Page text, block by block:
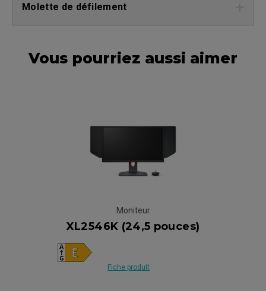
Molette de défilement
Vous pourriez aussi aimer
Moniteur
XL2546K (24,5 pouces)
Fiche produit